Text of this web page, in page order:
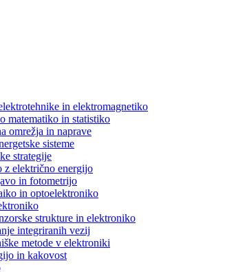
in elektromagnetiko
matematiko in statistiko
omrežja in naprave
sisteme
strategije
z električno energijo
in fotometrijo
in optoelektroniko
strukture in elektroniko
integriranih vezij
metode v elektroniki
in kakovost